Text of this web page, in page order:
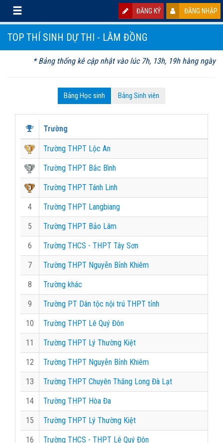
ĐĂNG KÝ ĐĂNG NHẬP
TOP THÍ SINH DỰ THI - LÂM ĐỒNG
* Bảng thống kê cập nhật vào lúc 7h, 13h, 19h hàng ngày
Bảng Học sinh Bảng Sinh viên
Trường
Trường THPT Lộc An
Trường THPT Bắc Bình
Trường THPT Tánh Linh
4 Trường THPT Langbiang
5 Trường THPT Bảo Lâm
6 Trường THCS - THPT Tây Sơn
7 Trường THPT Nguyễn Bỉnh Khiêm
8 Trường khác
9 Trường PT Dân tộc nội trú THPT tỉnh
10 Trường THPT Lê Quý Đôn
11 Trường THPT Lý Thường Kiệt
12 Trường THPT Nguyễn Bỉnh Khiêm
13 Trường THPT Chuyên Thăng Long Đà Lạt
14 Trường THPT Hòa Đa
15 Trường THPT Lý Thường Kiệt
16 Trường THCS - THPT Lê Quý Đôn